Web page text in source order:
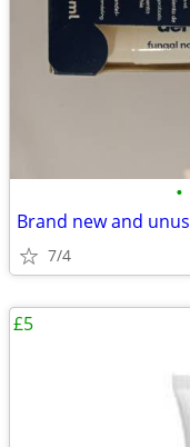
•
7/4
£5